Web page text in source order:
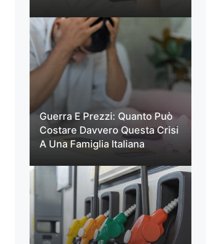
Guerra E Prezzi: Quanto Può
Costare Davvero Questa Crisi
A Una Famiglia Italiana